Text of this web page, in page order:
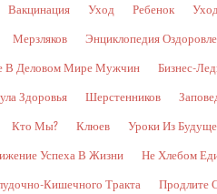
Вакцинация Уход Ребенок
Мерзляков Энциклопедия
В Деловом Мире Мужчин Бизнес-
Здоровья Шерстенников
Кто Мы? Клюев Уроки Из
Успеха В Жизни Не Хлебом
Кишечного Тракта Продлите